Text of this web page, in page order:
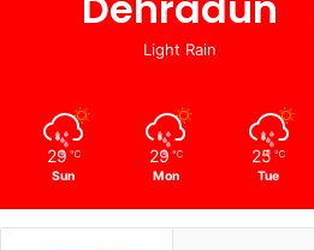
Light Rain
29 ℃
Sun
29 ℃
Mon
25 ℃
Tue